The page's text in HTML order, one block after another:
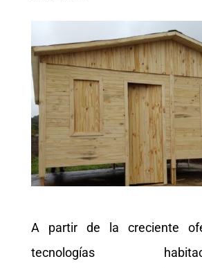
A partir de la creciente
tecnologías